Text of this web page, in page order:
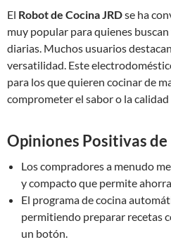
El Robot de Cocina JRDse ha
muy popular para quienes
diarias. Muchos usuarios
versatilidad. Este
para los que quieren cocinar de
comprometer el sabor o la calidad
Opiniones Positivas
Los compradores a menudo
y compacto que permite
El programa de cocina
permitiendo preparar recetas
un botón.